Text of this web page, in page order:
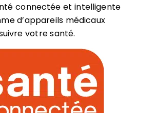
connectée et intelligente
d’appareils médicaux
votre santé.